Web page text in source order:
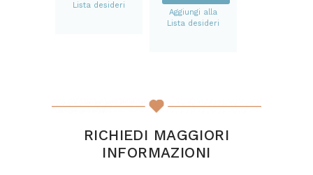
scelte
pagina
del
Lista desideri
Aggiungi alla
Lista desideri
RICHIEDI MAGGIORI
INFORMAZIONI